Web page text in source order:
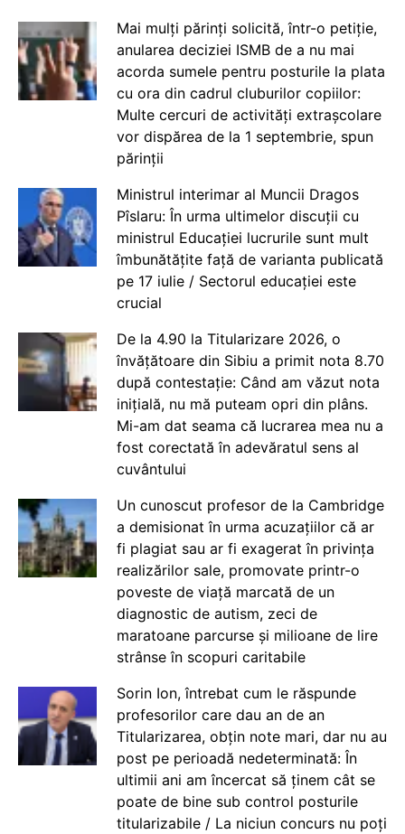
Mai mulți părinți solicită, într-o petiție,
anularea deciziei ISMB de a nu mai
acorda sumele pentru posturile la plata
cu ora din cadrul cluburilor copiilor:
Multe cercuri de activități extrașcolare
vor dispărea de la 1 septembrie, spun
părinții
Ministrul interimar al Muncii Dragos
Pîslaru: În urma ultimelor discuții cu
ministrul Educației lucrurile sunt mult
îmbunătățite față de varianta publicată
pe 17 iulie / Sectorul educației este
crucial
De la 4.90 la Titularizare 2026, o
învățătoare din Sibiu a primit nota 8.70
după contestație: Când am văzut nota
inițială, nu mă puteam opri din plâns.
Mi-am dat seama că lucrarea mea nu a
fost corectată în adevăratul sens al
cuvântului
Un cunoscut profesor de la Cambridge
a demisionat în urma acuzațiilor că ar
fi plagiat sau ar fi exagerat în privința
realizărilor sale, promovate printr-o
poveste de viață marcată de un
diagnostic de autism, zeci de
maratoane parcurse și milioane de lire
strânse în scopuri caritabile
Sorin Ion, întrebat cum le răspunde
profesorilor care dau an de an
Titularizarea, obțin note mari, dar nu au
post pe perioadă nedeterminată: În
ultimii ani am încercat să ținem cât se
poate de bine sub control posturile
titularizabile / La niciun concurs nu poți